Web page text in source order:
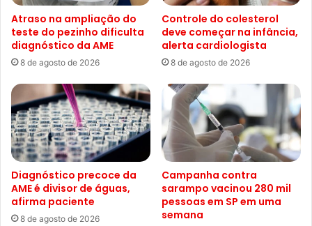
Atraso na ampliação do
teste do pezinho dificulta
diagnóstico da AME
8 de agosto de 2026
Controle do colesterol
deve começar na infância,
alerta cardiologista
8 de agosto de 2026
Diagnóstico precoce da
AME é divisor de águas,
afirma paciente
8 de agosto de 2026
Campanha contra
sarampo vacinou 280 mil
pessoas em SP em uma
semana